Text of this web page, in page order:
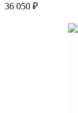
36 050 ₽